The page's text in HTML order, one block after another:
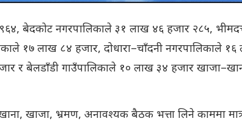
बेदकोट नगरपालिकाले ३१ लाख ४६ हजार २८५,
१७ लाख ८४ हजार, दोधारा–चाँदनी नगरपालिकाले १६
र बेलडाँडी गाउँपालिकाले १० लाख ३४ हजार
खाजा, भ्रमण, अनावश्यक बैठक भत्ता लिने काममा